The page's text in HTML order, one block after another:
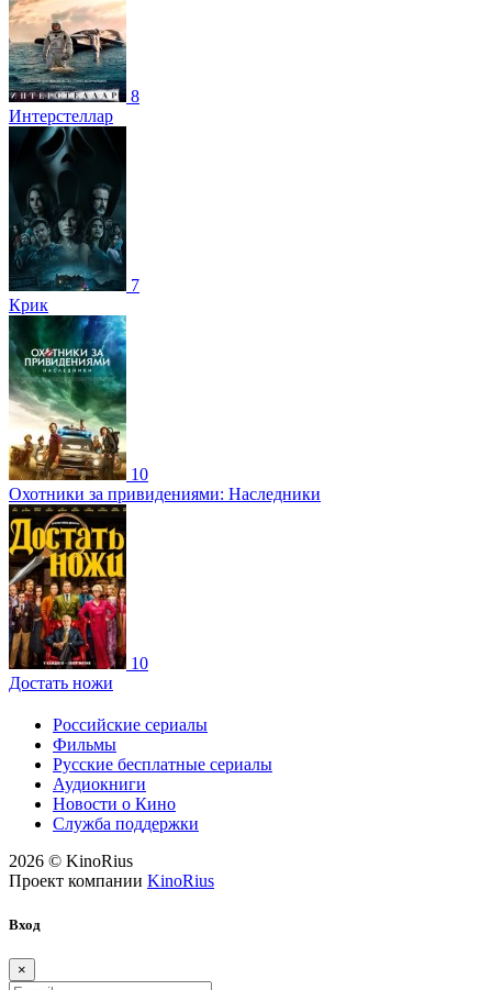
8
Интерстеллар
7
Крик
10
Охотники за привидениями: Наследники
10
Достать ножи
Российские сериалы
Фильмы
Русские бесплатные сериалы
Аудиокниги
Новости о Кино
Служба поддержки
2026 © KinoRius
Проект компании KinoRius
Вход
×